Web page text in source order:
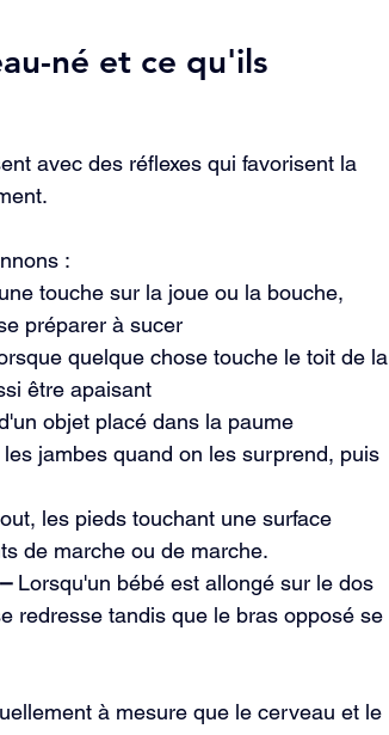
né et ce qu'ils
avec des réflexes qui favorisent la
:
touche sur la joue ou la bouche,
préparer à sucer
quelque chose touche le toit de la
être apaisant
objet placé dans la paume
jambes quand on les surprend, puis
les pieds touchant une surface
de marche ou de marche.
Lorsqu'un bébé est allongé sur le dos
redresse tandis que le bras opposé se
à mesure que le cerveau et le